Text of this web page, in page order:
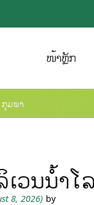
ໜ້າຫຼັກ
ກຸມພາ
ວນນໍ້າໂ
8, 2026) by